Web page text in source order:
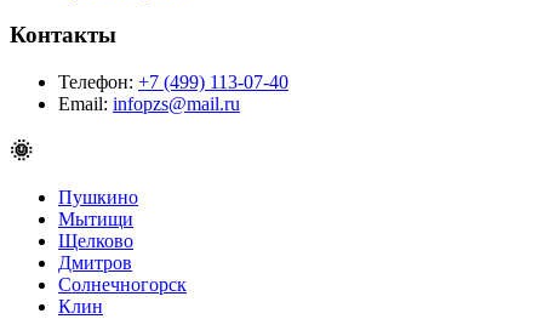
Контакты
Телефон: +7 (499) 113-07-40
Email: infopzs@mail.ru
🌞
Пушкино
Мытищи
Щелково
Дмитров
Солнечногорск
Клин